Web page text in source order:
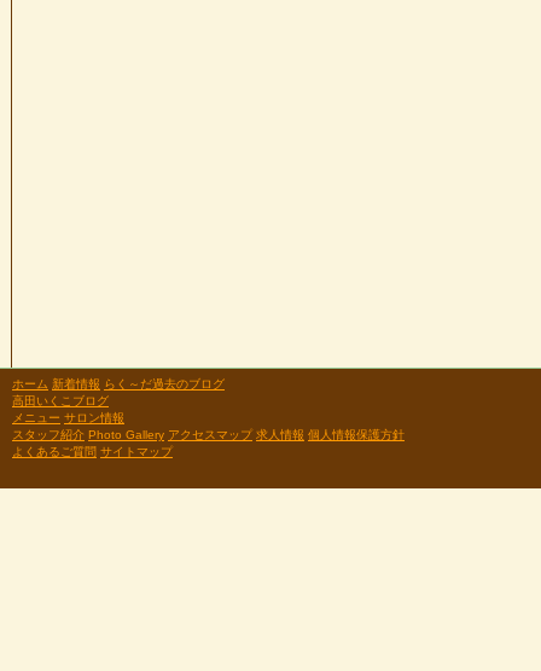
ホーム 新着情報 らく～だ過去のブログ
高田いくこブログ
メニュー サロン情報
スタッフ紹介 Photo Gallery アクセスマップ 求人情報 個人情報保護方針
よくあるご質問 サイトマップ